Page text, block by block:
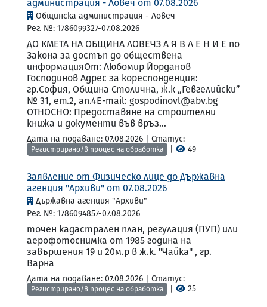
администрация - Ловеч от 07.08.2026
Общинска администрация - Ловеч
Рег. №: 1786099327-07.08.2026
ДО КМЕТА НА ОБЩИНА ЛОВЕЧЗ А Я В Л Е Н И Е по
Закона за достъп до обществена
информацияОт: Любомир Йорданов
Господинов Адрес за кореспонденция:
гр.София, Община Столична, ж.к „Гевгелийски”
№ 31, ет.2, ап.4Е-mail: gospodinovl@abv.bg
ОТНОСНО: Предоставяне на строителни
книжа и документи във връз...
Дата на подаване: 07.08.2026 | Статус:
Регистрирано/в процес на обработка 49
Заявление от Физическо лице до Държавна
агенция "Архиви" от 07.08.2026
Държавна агенция "Архиви"
Рег. №: 1786094857-07.08.2026
точен кадастрален план, регулация (ПУП) или
аерофотоснимка от 1985 година на
завършения 19 и 20м.р в ж.к. "Чайка" , гр.
Варна
Дата на подаване: 07.08.2026 | Статус:
Регистрирано/в процес на обработка 25